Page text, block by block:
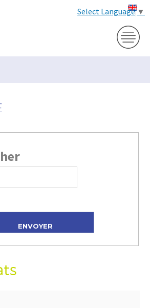
Select Language▼